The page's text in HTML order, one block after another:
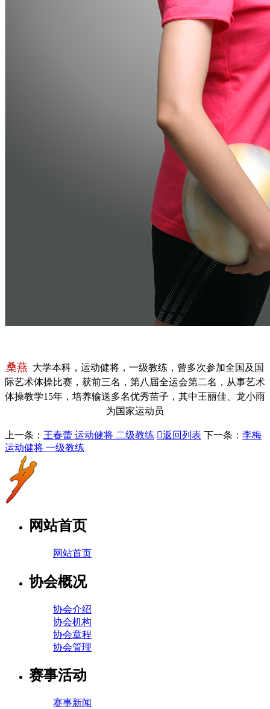
桑燕 大学本科，运动健将，一级教练，曾多次参加全国及国
际艺术体操比赛，获前三名，第八届全运会第二名，从事艺术
体操教学15年，培养输送多名优秀苗子，其中王丽佳、龙小雨
为国家运动员
上一条： 王春蕾 运动健将 二级教练 返回列表 下一条： 李梅
运动健将 一级教练
网站首页
网站首页
协会概况
协会介绍
协会机构
协会章程
协会管理
赛事活动
赛事新闻